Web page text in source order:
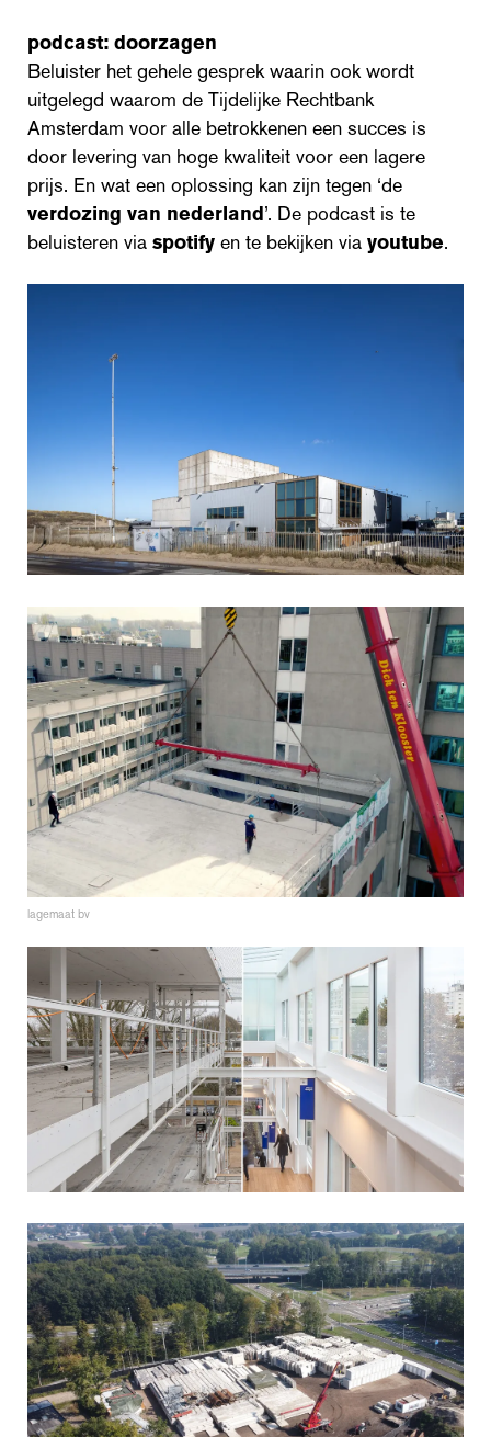
podcast: doorzagen
Beluister het gehele gesprek waarin ook wordt
uitgelegd waarom de Tijdelijke Rechtbank
Amsterdam voor alle betrokkenen een succes is
door levering van hoge kwaliteit voor een lagere
prijs. En wat een oplossing kan zijn tegen ‘de
verdozing van nederland’. De podcast is te
beluisteren via spotify en te bekijken via youtube.
lagemaat bv